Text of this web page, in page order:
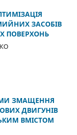
ЗАСОБІВ
ПОВЕРХОНЬ
ЗМАЩЕННЯ
ДВИГУНІВ
ВМІСТОМ